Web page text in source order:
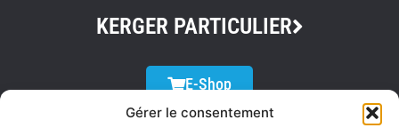
Gérer le consentement
KERGER PARTICULIER
E-Shop